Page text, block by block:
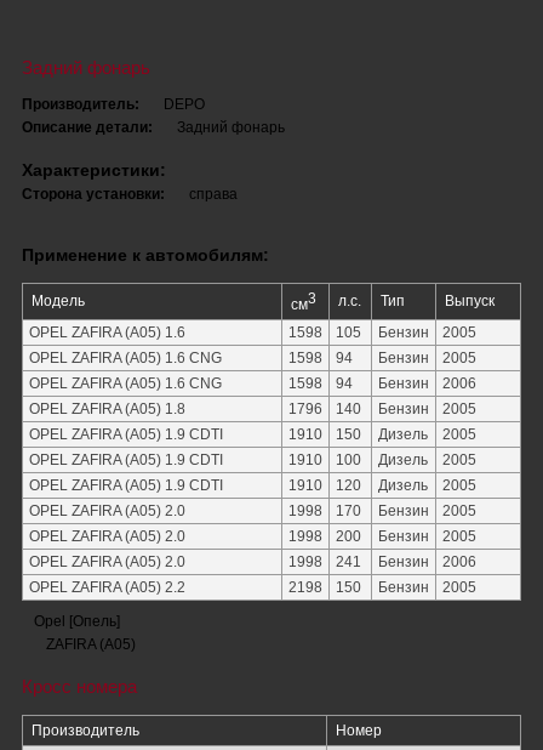
Задний фонарь
Производитель:
DEPO
Описание детали:
Задний фонарь
Характеристики:
Сторона установки: справа
Применение к автомобилям:
Модель см3 л.с. Тип
Выпуск
OPEL ZAFIRA (A05) 1.6
1598 105 Бензин
2005
OPEL ZAFIRA (A05) 1.6 CNG
1598 94 Бензин
2005
OPEL ZAFIRA (A05) 1.6 CNG
1598 94 Бензин
2006
OPEL ZAFIRA (A05) 1.8
1796 140 Бензин
2005
OPEL ZAFIRA (A05) 1.9 CDTI
1910 150 Дизель
2005
OPEL ZAFIRA (A05) 1.9 CDTI
1910 100 Дизель
2005
OPEL ZAFIRA (A05) 1.9 CDTI
1910 120 Дизель
2005
OPEL ZAFIRA (A05) 2.0
1998 170 Бензин
2005
OPEL ZAFIRA (A05) 2.0
1998 200 Бензин
2005
OPEL ZAFIRA (A05) 2.0
1998 241 Бензин
2006
OPEL ZAFIRA (A05) 2.2
2198 150 Бензин
2005
Opel [Опель]
ZAFIRA (A05)
Кросс номера
Производитель Номер